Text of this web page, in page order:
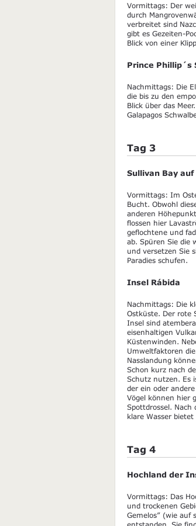
Vormittags: Der
durch
verbreitet sind
gibt es Gezeiten-
Blick von einer
Prince Phillip´s
Nachmittags: Die
die bis zu den
Blick über das
Galapagos
Tag 3
Sullivan Bay
Vormittags: Im
Bucht. Obwohl
anderen
flossen hier
geflochtene und
ab. Spüren Sie die
und versetzen Sie
Paradies schufen.
Insel Rábida
Nachmittags: Die
Ostküste. Der rote
Insel sind
eisenhaltigen
Küstenwinden.
Umweltfaktoren
Nasslandung
Schon kurz nach
Schutz nutzen. Es
der ein oder
Vögel können hier
Spottdrossel.
klare Wasser
Tag 4
Hochland der
Vormittags: Das
und trockenen
Gemelos” (wie auf
entstanden. Sie